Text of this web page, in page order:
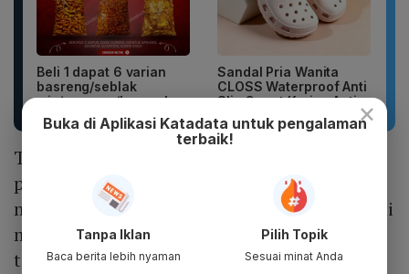
Beli 1 dapat 6 varian
basreng/seblak
mix/sosreng/kerupuk...
Sandal Pria Wanita
CLOSS Waterproof Anti
Slip Cepat Kering Anti...
Tapera sendiri merupakan program
pembiayaan yang membantu para pekerja
memiliki rumah layak dan terjangkau melalui
mekanisme tabungan dan pembiayaan yang
terstruktur serta berkelanjutan.
×
Buka di Aplikasi Katadata untuk pengalaman
terbaik!
Tanpa Iklan
Baca berita lebih nyaman
Pilih Topik
Sesuai minat Anda